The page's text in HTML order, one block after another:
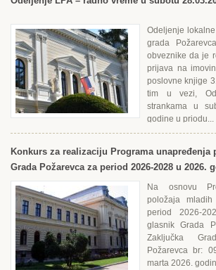
Odeljenje
grada
obveznike da je
prijava na
poslovne knjige
tim u vezi,
strankama u
godine u priodu...
Konkurs za realizaciju Programa unapređenja
Grada Požarevca za period 2026-2028 u 2026.
Na osnovu
položaja
period 2026-
glasnik Grada
Zaključka
Požarevca br:
marta 2026.